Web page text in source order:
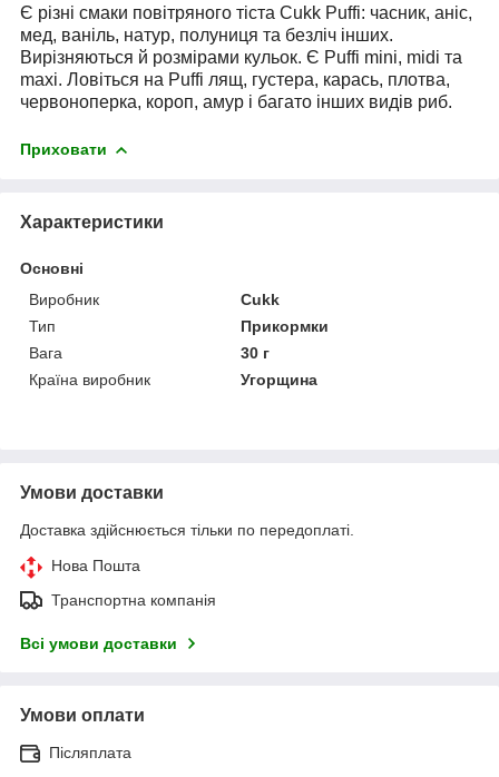
Є різні смаки повітряного тіста Cukk Puffi: часник, аніс,
мед, ваніль, натур, полуниця та безліч інших.
Вирізняються й розмірами кульок. Є Puffi mini, midi та
maxi. Ловіться на Puffi лящ, густера, карась, плотва,
червоноперка, короп, амур і багато інших видів риб.
Приховати
Характеристики
Основні
Виробник
Cukk
Тип
Прикормки
Вага
30 г
Країна виробник
Угорщина
Умови доставки
Доставка здійснюється тільки по передоплаті.
Нова Пошта
Транспортна компанія
Всі умови доставки
Умови оплати
Післяплата